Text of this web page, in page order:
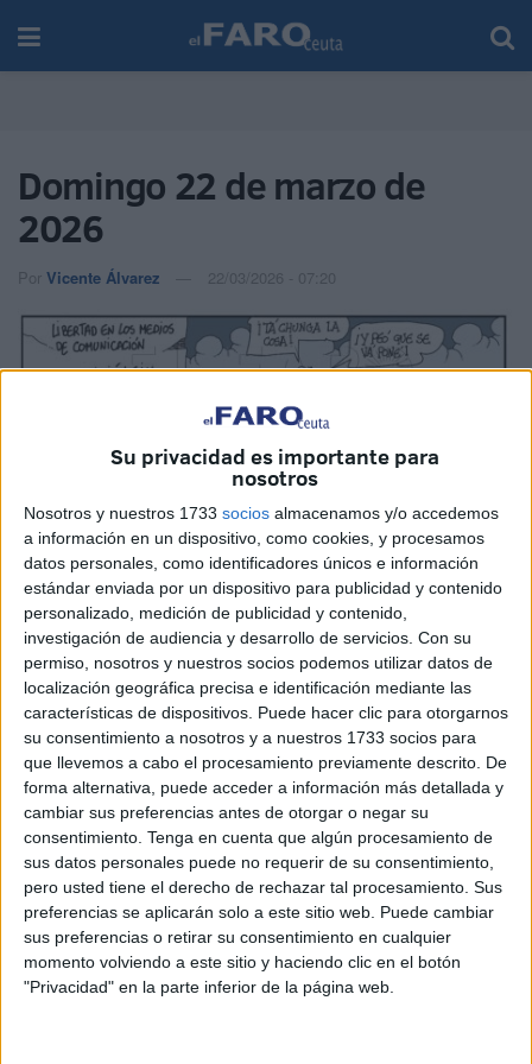
Su privacidad es importante para
nosotros
Nosotros y nuestros 1733 socios almacenamos y/o accedemos
a información en un dispositivo, como cookies, y procesamos
datos personales, como identificadores únicos e información
estándar enviada por un dispositivo para publicidad y contenido
personalizado, medición de publicidad y contenido,
investigación de audiencia y desarrollo de servicios. Con su
permiso, nosotros y nuestros socios podemos utilizar datos de
localización geográfica precisa e identificación mediante las
características de dispositivos. Puede hacer clic para otorgarnos
su consentimiento a nosotros y a nuestros 1733 socios para
que llevemos a cabo el procesamiento previamente descrito. De
forma alternativa, puede acceder a información más detallada y
cambiar sus preferencias antes de otorgar o negar su
consentimiento. Tenga en cuenta que algún procesamiento de
sus datos personales puede no requerir de su consentimiento,
pero usted tiene el derecho de rechazar tal procesamiento. Sus
preferencias se aplicarán solo a este sitio web. Puede cambiar
sus preferencias o retirar su consentimiento en cualquier
momento volviendo a este sitio y haciendo clic en el botón
"Privacidad" en la parte inferior de la página web.
Domingo 22 de marzo de
2026
Por Vicente Álvarez 22/03/2026 - 07:20
RelatedPosts
La contracrónica del Ceuta-Málaga:
Faltan fichajes, pero sobran los motivos
para ilusionarse
HACE 20 MINUTOS
Vecinos e inmigrantes que duermen en el
Sarchal se unen para limpiar la playa
HACE 53 MINUTOS
El PSOE de Ceuta: "No podemos permitir
que ninguna mujer o niña se sienta
desprotegida"
HACE 1 HORA